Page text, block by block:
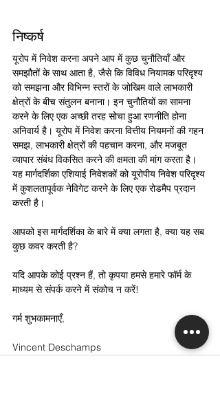
निष्कर्ष
यूरोप में निवेश करना अपने आप में कुछ चुनौतियाँ और
समझौतों के साथ आता है, जैसे कि विविध नियामक परिदृश्य
को समझना और विभिन्न स्तरों के जोखिम वाले लाभकारी
क्षेत्रों के बीच संतुलन बनाना। इन चुनौतियों का सामना
करने के लिए एक अच्छी तरह सोचा हुआ रणनीति होना
अनिवार्य है। यूरोप में निवेश करना वित्तीय नियमनों की गहन
समझ, लाभकारी क्षेत्रों की पहचान करना, और मजबूत
व्यापार संबंध विकसित करने की क्षमता की मांग करता है।
यह मार्गदर्शिका एशियाई निवेशकों को यूरोपीय निवेश परिदृश्य
में कुशलतापूर्वक नेविगेट करने के लिए एक रोडमैप प्रदान
करती है।
आपको इस मार्गदर्शिका के बारे में क्या लगता है, क्या यह सब
कुछ कवर करती है?
यदि आपके कोई प्रश्न हैं, तो कृपया हमसे हमारे फॉर्म के
माध्यम से संपर्क करने में संकोच न करें!
गर्म शुभकामनाएँ,
Vincent Deschamps